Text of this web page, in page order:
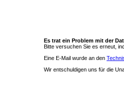
Es trat ein Problem mit der
Bitte versuchen Sie es erneut,
Eine E-Mail wurde an den
Wir entschuldigen uns für die